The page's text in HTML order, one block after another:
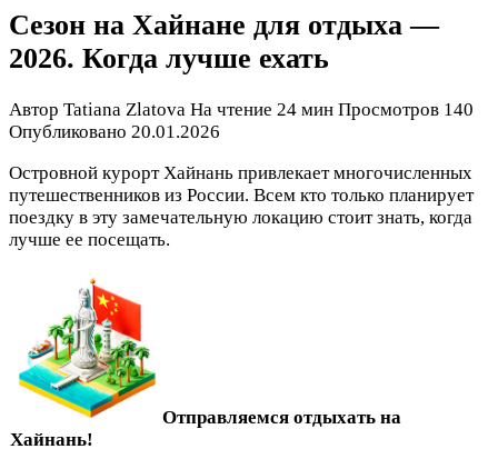
Сезон на Хайнане для отдыха —
2026. Когда лучше ехать
Автор Tatiana Zlatova На чтение 24 мин Просмотров 140
Опубликовано 20.01.2026
Островной курорт Хайнань привлекает многочисленных
путешественников из России. Всем кто только планирует
поездку в эту замечательную локацию стоит знать, когда
лучше ее посещать.
Отправляемся отдыхать на
Хайнань!